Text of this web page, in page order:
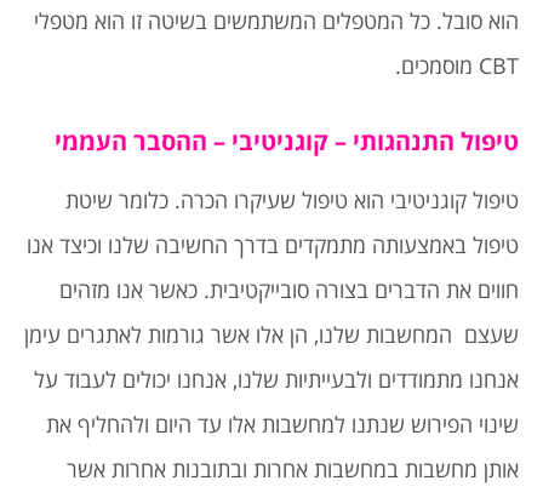
הוא סובל. כל המטפלים המשתמשים בשיטה זו הוא מטפלי
CBT מוסמכים.
טיפול התנהגותי – קוגניטיבי – ההסבר העממי
טיפול קוגניטיבי הוא טיפול שעיקרו הכרה. כלומר שיטת
טיפול באמצעותה מתמקדים בדרך החשיבה שלנו וכיצד אנו
חווים את הדברים בצורה סובייקטיבית. כאשר אנו מזהים
שעצם המחשבות שלנו, הן אלו אשר גורמות לאתגרים עימן
אנחנו מתמודדים ולבעייתיות שלנו, אנחנו יכולים לעבוד על
שינוי הפירוש שנתנו למחשבות אלו עד היום ולהחליף את
אותן מחשבות במחשבות אחרות ובתובנות אחרות אשר